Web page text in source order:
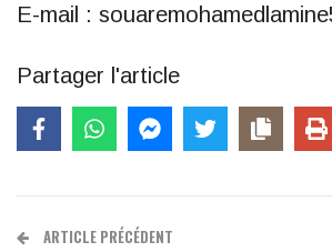
E-mail :
Partager l'article
ARTICLE PRÉCÉDENT